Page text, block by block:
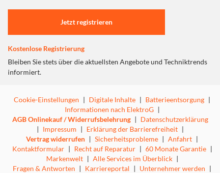
Einstellungen anpassen
Jetzt registrieren
Kostenlose Registrierung
Bleiben Sie stets über die aktuellsten Angebote und Techniktrends
informiert.
Cookie-Einstellungen | Digitale Inhalte | Batterieentsorgung |
Informationen nach ElektroG |
AGB Onlinekauf / Widerrufsbelehrung | Datenschutzerklärung
| Impressum | Erklärung der Barrierefreiheit |
Vertrag widerrufen | Sicherheitsprobleme | Anfahrt |
Kontaktformular | Recht auf Reparatur | 60 Monate Garantie |
Markenwelt | Alle Services im Überblick |
Fragen & Antworten | Karriereportal | Unternehmer werden |